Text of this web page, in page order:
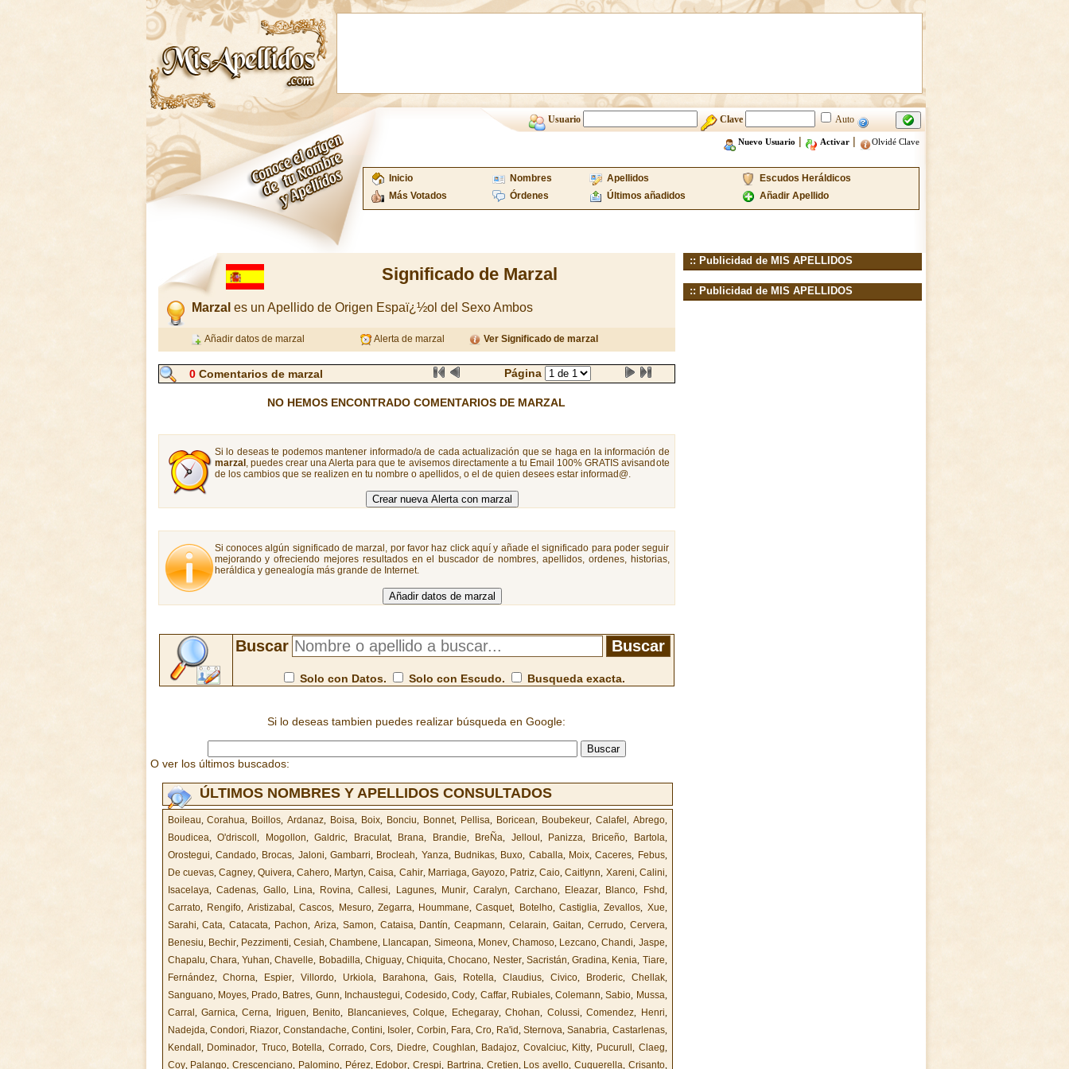
Usuario Clave Auto
Nuevo Usuario | Activar| Olvidé Clave
Inicio Nombres Apellidos
Escudos Heráldicos
Más Votados
Órdenes Últimos añadidos Añadir Apellido
Significado de Marzal
Marzal es un Apellido de Origen Espaï¿½ol del Sexo Ambos
Añadir datos de marzal Alerta de marzal Ver Significado de marzal
0Comentarios de marzal Página
NO HEMOS ENCONTRADO COMENTARIOS DE MARZAL
Si lo deseas te podemos mantener informado/a de cada actualización que se haga en la información de
marzal , puedes crear una Alerta para que te avisemos directamente a tu Email 100% GRATIS avisandote
de los cambios que se realizen en tu nombre o apellidos, o el de quien desees estar informad@.
Si conoces algún significado de marzal, por favor haz click aquí y añade el significado para poder seguir
mejorando y ofreciendo mejores resultados en el buscador de nombres, apellidos, ordenes, historias,
heráldica y genealogía más grande de Internet.
Buscar
Solo con Datos. Solo con Escudo. Busqueda exacta.
Si lo deseas tambien puedes realizar búsqueda en Google:
O ver los últimos buscados:
ÚLTIMOS NOMBRES Y APELLIDOS CONSULTADOS
Boileau,Corahua, Boillos,Ardanaz, Boisa, Boix, Bonciu, Bonnet, Pellisa, Boricean, Boubekeur, Calafel , Abrego,
Boudicea,O'driscoll, Mogollon,Galdric, Braculat, Brana, Brandie, BreÑa, Jelloul , Panizza, Briceño, Bartola,
Orostegui, Candado, Brocas, Jaloni, Gambarri, Brocleah, Yanza, Budnikas, Buxo, Caballa, Moix,Caceres, Febus,
De cuevas, Cagney, Quivera,Cahero, Martyn,Caisa, Cahir, Marriaga, Gayozo, Patriz,Caio,Caitlynn, Xareni, Calini,
Isacelaya, Cadenas, Gallo, Lina, Rovina,Callesi, Lagunes, Munir, Caralyn,Carchano, Eleazar, Blanco, Fshd,
Carrato, Rengifo,Aristizabal,Cascos, Mesuro, Zegarra, Hoummane,Casquet, Botelho,Castiglia,Zevallos, Xue,
Sarahi,Cata,Catacata, Pachon, Ariza, Samon, Cataisa, Dantín,Ceapmann,Celarain, Gaitan, Cerrudo, Cervera,
Benesiu, Bechir, Pezzimenti,Cesiah,Chambene, Llancapan, Simeona, Monev, Chamoso, Lezcano,Chandi, Jaspe,
Chapalu, Chara, Yuhan,Chavelle, Bobadilla, Chiguay, Chiquita,Chocano, Nester, Sacristán, Gradina, Kenia, Tiare,
Fernández,Chorna, Espier,Villordo, Urkiola, Barahona,Gais, Rotella, Claudius, Civico, Broderic, Chellak,
Sanguano, Moyes, Prado, Batres, Gunn, Inchaustegui, Codesido,Cody, Caffar, Rubiales, Colemann,Sabio, Mussa,
Carral , Garnica,Cerna, Iriguen, Benito, Blancanieves,Colque, Echegaray,Chohan, Colussi,Comendez, Henri,
Nadejda, Condori, Riazor,Constandache,Contini, Isoler, Corbin, Fara, Cro, Ra'id,Sternova,Sanabria, Castarlenas,
Kendall , Dominador, Truco, Botella, Corrado,Cors, Diedre, Coughlan, Badajoz, Covalciuc, Kitty, Pucurull, Claeg,
Coy, Palango, Crescenciano, Palomino, Pérez, Edobor, Crespi, Bartrina, Cretien, Los avello, Cuquerella, Crisanto,
:: Publicidad de MIS APELLIDOS
:: Publicidad de MIS APELLIDOS